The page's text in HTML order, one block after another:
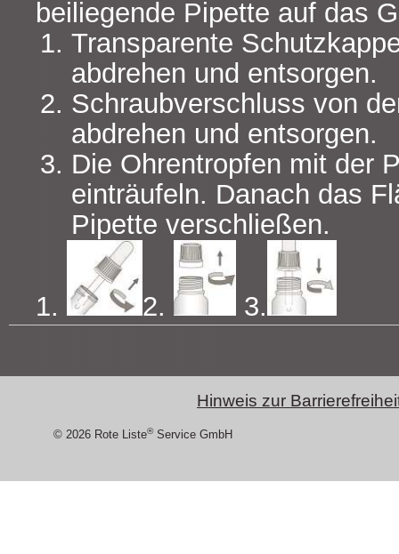
beiliegende Pipette auf das
Transparente
abdrehen und entsorgen.
Schraubverschluss von
abdrehen und entsorgen.
Die Ohrentropfen mit der
einträufeln. Danach das
Pipette verschließen.
1. 2. 3.
Hinweis zur
© 2026 Rote Liste®Service GmbH